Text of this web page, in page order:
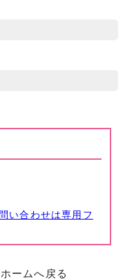
い合わせは専用フ
ホームへ戻る